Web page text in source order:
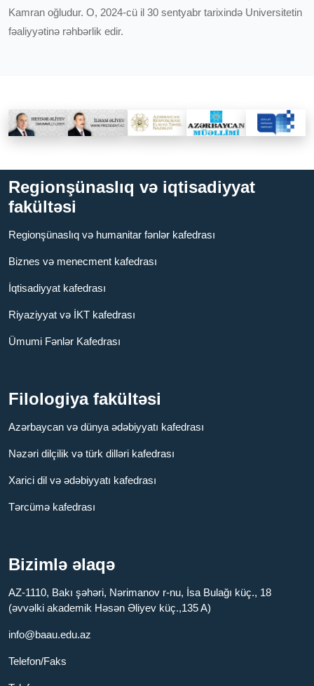
Kamran oğludur. O, 2024-cü il 30 sentyabr tarixində Universitetin
fəaliyyətinə rəhbərlik edir.
Regionşünaslıq və iqtisadiyyat
fakültəsi
Regionşünaslıq və humanitar fənlər kafedrası
Biznes və menecment kafedrası
İqtisadiyyat kafedrası
Riyaziyyat və İKT kafedrası
Ümumi Fənlər Kafedrası
Filologiya fakültəsi
Azərbaycan və dünya ədəbiyyatı kafedrası
Nəzəri dilçilik və türk dilləri kafedrası
Xarici dil və ədəbiyyatı kafedrası
Tərcümə kafedrası
Bizimlə əlaqə
AZ-1110, Bakı şəhəri, Nərimanov r-nu, İsa Bulağı küç., 18
(əvvəlki akademik Həsən Əliyev küç.,135 A)
info@baau.edu.az
Telefon/Faks